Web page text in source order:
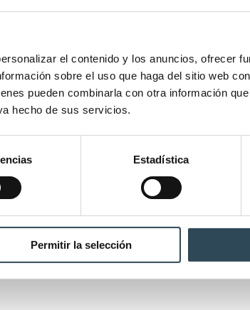
el contenido y los anuncios, ofrecer
sobre el uso que haga del sitio web
pueden combinarla con otra información
hecho de sus servicios.
Estadística
Permitir la selección
de hombresymujeres. Cada vez son
mujeres
vaginal, oral o anal sin preservativo con
En lasmujeres pueden originar cáncer de